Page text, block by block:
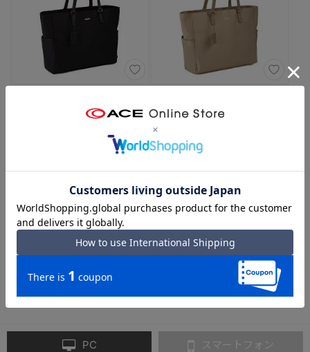
5W32 B4サイズ 14.0インチPC ト
￥22,330 4.0（1）
(通常価格 ￥31,900)
5W32 B4サイズ 14.0インチPC ト
（05：ベージュ）
￥22,330 4.0（1）
(通常価格 ￥31,900)
PC スマートフォン